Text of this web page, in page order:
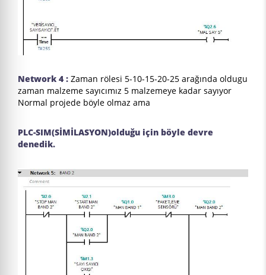
Network 4 : Zaman rölesi 5-10-15-20-25 arağında oldugu
zaman malzeme sayıcımız 5 malzemeye kadar sayıyor
Normal projede böyle olmaz ama
PLC-SIM(SİMİLASYON)olduğu için böyle devre
denedik.